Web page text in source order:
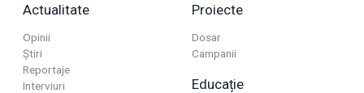
Actualitate
Opinii
Știri
Reportaje
Interviuri
Proiecte
Dosar
Campanii
Educație